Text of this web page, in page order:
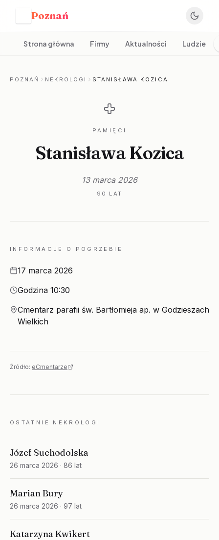
Poznań
Strona główna Firmy Aktualności Ludzie
POZNAŃ NEKROLOGI STANISŁAWA KOZICA
PAMIĘCI
Stanisława Kozica
13 marca 2026
90 LAT
INFORMACJE O POGRZEBIE
Data17 marca 2026
Godzina
Godzina 10:30
Miejsce
Cmentarz parafii św. Bartłomieja ap. w Godzieszach
Wielkich
Źródło: eCmentarze
OSTATNIE NEKROLOGI
Józef Suchodolska
26 marca 2026 · 86 lat
Marian Bury
26 marca 2026 · 97 lat
Katarzyna Kwikert